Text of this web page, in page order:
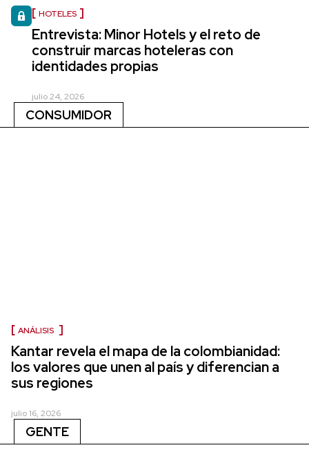
HOTELES
Entrevista: Minor Hotels y el reto de
construir marcas hoteleras con
identidades propias
julio 24, 2026
CONSUMIDOR
ANÁLISIS
Kantar revela el mapa de la colombianidad:
los valores que unen al país y diferencian a
sus regiones
julio 16, 2026
GENTE